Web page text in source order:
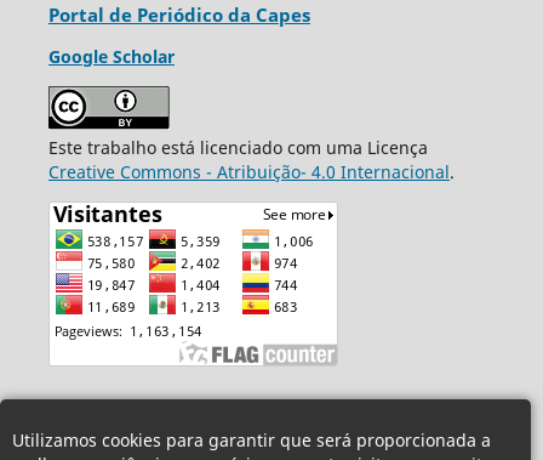
Utilizamos cookies para garantir que será proporcionada a
Portal de Periódico da Capes
Google Scholar
Este trabalho está licenciado com uma Licença
Creative Commons - Atribuição- 4.0 Internacional.